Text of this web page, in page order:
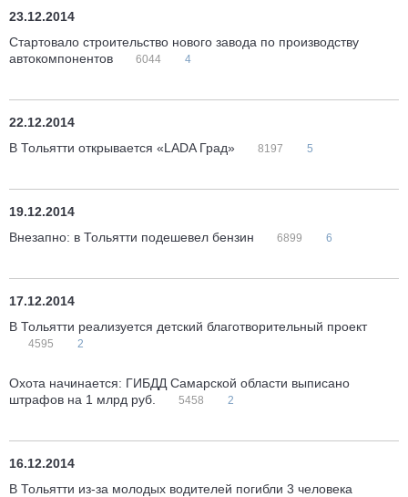
23.12.2014
Стартовало строительство нового завода по производству
автокомпонентов
6044 4
22.12.2014
В Тольятти открывается «LADA Град»
8197 5
19.12.2014
Внезапно: в Тольятти подешевел бензин
6899 6
17.12.2014
В Тольятти реализуется детский благотворительный проект
4595 2
Охота начинается: ГИБДД Самарской области выписано
штрафов на 1 млрд руб.
5458 2
16.12.2014
В Тольятти из-за молодых водителей погибли 3 человека